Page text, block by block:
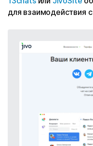
для взаимодействия